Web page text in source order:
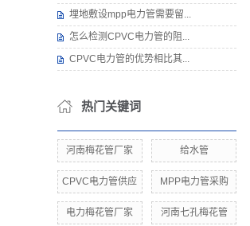
埋地敷设mpp电力管需要留...
怎么检测CPVC电力管的阻...
CPVC电力管的优势相比其...
热门关键词
河南梅花管厂家 给水管
CPVC电力管供应 MPP电力管采购
电力梅花管厂家 河南七孔梅花管